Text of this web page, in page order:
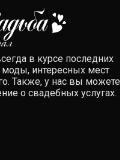
в курсе последних
моды, интересных мест
Также, у нас вы можете
о свадебных услугах.